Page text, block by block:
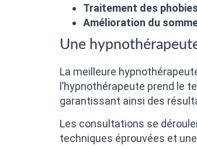
Traitement des phobies
Amélioration du
Une
La meilleure
l’hypnothérapeute prend le
garantissant ainsi des
Les consultations se
techniques éprouvées et